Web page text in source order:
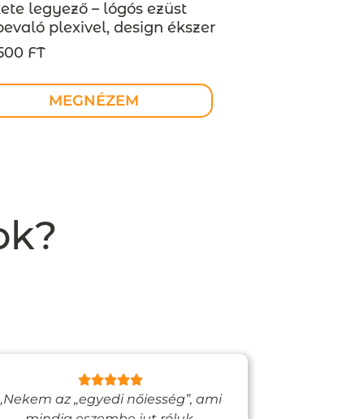
legyező – lógós ezüst
plexivel, design ékszer
FT
MEGNÉZEM
az „egyedi nőiesség”, ami